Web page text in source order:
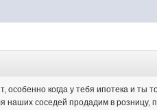
особенно когда у тебя ипотека и ты
наших соседей продадим в